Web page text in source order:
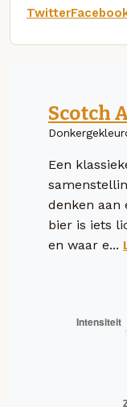
Twitter
Scotch
Een
denken aan
bier is iets
en waar e...